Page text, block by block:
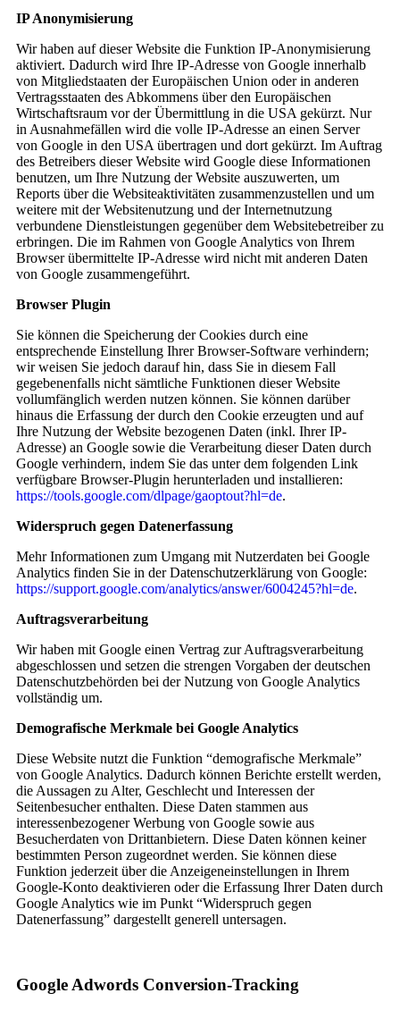
IP Anonymisierung
Wir haben auf dieser Website die Funktion IP-Anonymisierung
aktiviert. Dadurch wird Ihre IP-Adresse von Google innerhalb
von Mitgliedstaaten der Europäischen Union oder in anderen
Vertragsstaaten des Abkommens über den Europäischen
Wirtschaftsraum vor der Übermittlung in die USA gekürzt. Nur
in Ausnahmefällen wird die volle IP-Adresse an einen Server
von Google in den USA übertragen und dort gekürzt. Im Auftrag
des Betreibers dieser Website wird Google diese Informationen
benutzen, um Ihre Nutzung der Website auszuwerten, um
Reports über die Websiteaktivitäten zusammenzustellen und um
weitere mit der Websitenutzung und der Internetnutzung
verbundene Dienstleistungen gegenüber dem Websitebetreiber zu
erbringen. Die im Rahmen von Google Analytics von Ihrem
Browser übermittelte IP-Adresse wird nicht mit anderen Daten
von Google zusammengeführt.
Browser Plugin
Sie können die Speicherung der Cookies durch eine
entsprechende Einstellung Ihrer Browser-Software verhindern;
wir weisen Sie jedoch darauf hin, dass Sie in diesem Fall
gegebenenfalls nicht sämtliche Funktionen dieser Website
vollumfänglich werden nutzen können. Sie können darüber
hinaus die Erfassung der durch den Cookie erzeugten und auf
Ihre Nutzung der Website bezogenen Daten (inkl. Ihrer IP-
Adresse) an Google sowie die Verarbeitung dieser Daten durch
Google verhindern, indem Sie das unter dem folgenden Link
verfügbare Browser-Plugin herunterladen und installieren:
https://tools.google.com/dlpage/gaoptout?hl=de.
Widerspruch gegen Datenerfassung
Mehr Informationen zum Umgang mit Nutzerdaten bei Google
Analytics finden Sie in der Datenschutzerklärung von Google:
https://support.google.com/analytics/answer/6004245?hl=de.
Auftragsverarbeitung
Wir haben mit Google einen Vertrag zur Auftragsverarbeitung
abgeschlossen und setzen die strengen Vorgaben der deutschen
Datenschutzbehörden bei der Nutzung von Google Analytics
vollständig um.
Demografische Merkmale bei Google Analytics
Diese Website nutzt die Funktion “demografische Merkmale”
von Google Analytics. Dadurch können Berichte erstellt werden,
die Aussagen zu Alter, Geschlecht und Interessen der
Seitenbesucher enthalten. Diese Daten stammen aus
interessenbezogener Werbung von Google sowie aus
Besucherdaten von Drittanbietern. Diese Daten können keiner
bestimmten Person zugeordnet werden. Sie können diese
Funktion jederzeit über die Anzeigeneinstellungen in Ihrem
Google-Konto deaktivieren oder die Erfassung Ihrer Daten durch
Google Analytics wie im Punkt “Widerspruch gegen
Datenerfassung” dargestellt generell untersagen.
Google Adwords Conversion-Tracking